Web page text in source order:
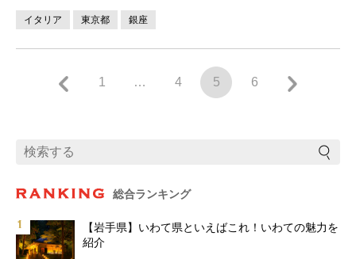
同で料理ガイド『100per100 Italian Guide in Tokyo』の発表会を
兼ねた記念ディナーを開催。ということで […]
イタリア 東京都 銀座
1 … 4 5 6
総合ランキング
【岩手県】いわて県といえばこれ！いわての魅力を
紹介